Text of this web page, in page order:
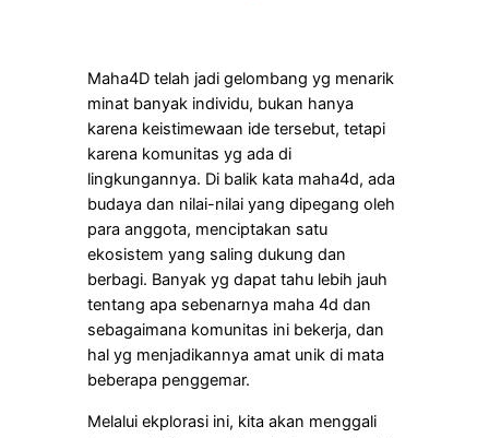
Maha4D telah jadi gelombang yg menarik
minat banyak individu, bukan hanya
karena keistimewaan ide tersebut, tetapi
karena komunitas yg ada di
lingkungannya. Di balik kata maha4d, ada
budaya dan nilai-nilai yang dipegang oleh
para anggota, menciptakan satu
ekosistem yang saling dukung dan
berbagi. Banyak yg dapat tahu lebih jauh
tentang apa sebenarnya maha 4d dan
sebagaimana komunitas ini bekerja, dan
hal yg menjadikannya amat unik di mata
beberapa penggemar.
Melalui ekplorasi ini, kita akan menggali